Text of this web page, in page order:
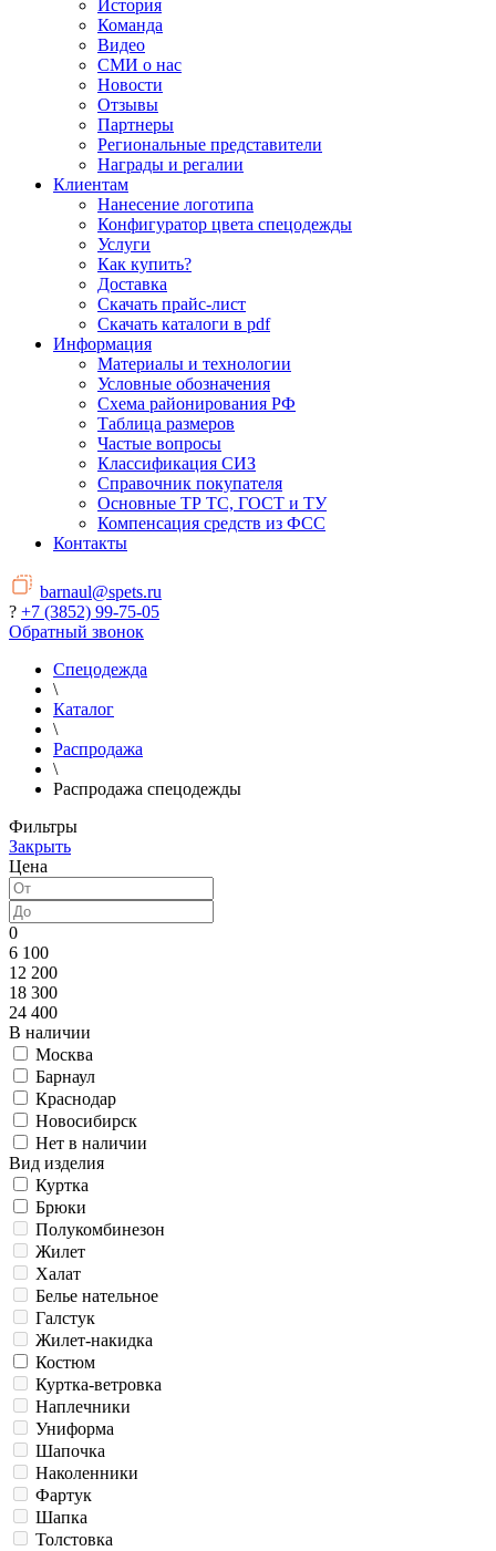
История
Команда
Видео
СМИ о нас
Новости
Отзывы
Партнеры
Региональные представители
Награды и регалии
Клиентам
Нанесение логотипа
Конфигуратор цвета спецодежды
Услуги
Как купить?
Доставка
Скачать прайс-лист
Скачать каталоги в pdf
Информация
Материалы и технологии
Условные обозначения
Схема районирования РФ
Таблица размеров
Частые вопросы
Классификация СИЗ
Справочник покупателя
Основные ТР ТС, ГОСТ и ТУ
Компенсация средств из ФСС
Контакты
barnaul@spets.ru
? +7 (3852) 99-75-05
Обратный звонок
Спецодежда
\
Каталог
\
Распродажа
\
Распродажа спецодежды
Фильтры
Закрыть
Цена
0
6 100
12 200
18 300
24 400
В наличии
Москва
Барнаул
Краснодар
Новосибирск
Нет в наличии
Вид изделия
Куртка
Брюки
Полукомбинезон
Жилет
Халат
Белье нательное
Галстук
Жилет-накидка
Костюм
Куртка-ветровка
Наплечники
Униформа
Шапочка
Наколенники
Фартук
Шапка
Толстовка